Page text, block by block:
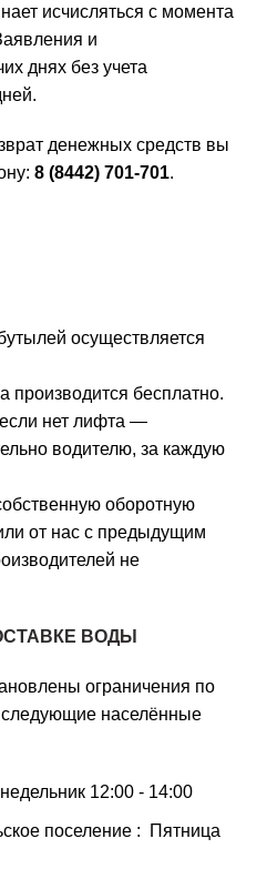
исчисляться с момента
и
днях без учета
денежных средств вы
8 (8442) 701-701.
осуществляется
бесплатно.
нет лифта —
водителю, за каждую
оборотную
от нас с предыдущим
не
ВОДЫ
ограничения по
следующие населённые
12:00 - 14:00
поселение : Пятница